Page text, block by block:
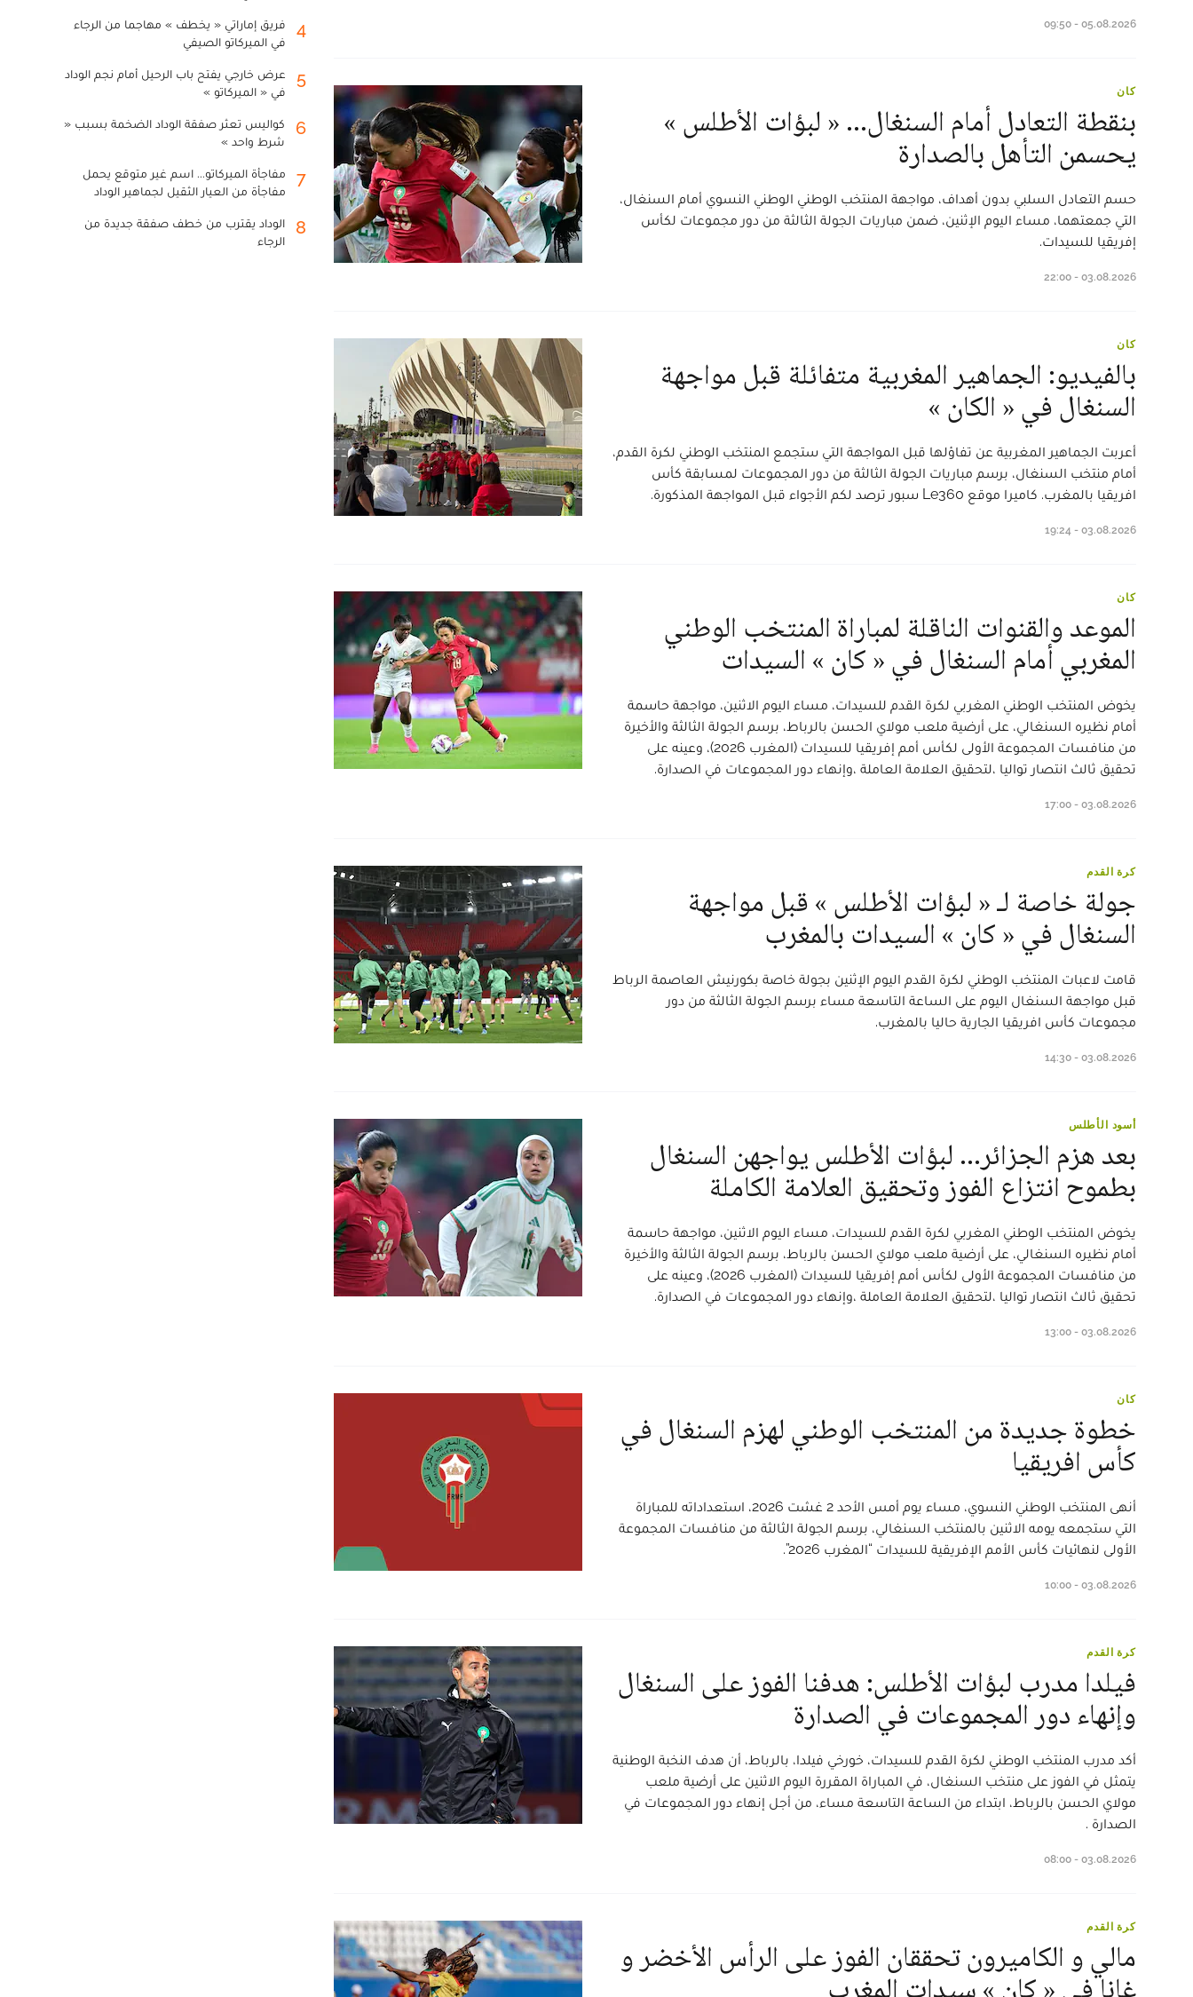
05.08.2026 - 09:50
كان
بنقطة التعادل أمام السنغال... « لبؤات الأطلس »
يحسمن التأهل بالصدارة
حسم التعادل السلبي بدون أهداف، مواجهة المنتخب الوطني الوطني النسوي أمام السنغال،
التي جمعتهما، مساء اليوم الإثنين، ضمن مباريات الجولة الثالثة من دور مجموعات لكأس
إفريقيا للسيدات.
03.08.2026 - 22:00
كان
بالفيديو: الجماهير المغربية متفائلة قبل مواجهة
السنغال في « الكان »
أعربت الجماهير المغربية عن تفاؤلها قبل المواجهة التي ستجمع المنتخب الوطني لكرة القدم،
أمام منتخب السنغال، برسم مباريات الجولة الثالثة من دور المجموعات لمسابقة كأس
افريقيا بالمغرب. كاميرا موقع Le360 سبور ترصد لكم الأجواء قبل المواجهة المذكورة.
03.08.2026 - 19:24
كان
الموعد والقنوات الناقلة لمباراة المنتخب الوطني
المغربي أمام السنغال في « كان » السيدات
يخوض المنتخب الوطني المغربي لكرة القدم للسيدات، مساء اليوم الاثنين، مواجهة حاسمة
أمام نظيره السنغالي، على أرضية ملعب مولاي الحسن بالرباط، برسم الجولة الثالثة والأخيرة
من منافسات المجموعة الأولى لكأس أمم إفريقيا للسيدات (المغرب 2026)، وعينه على
تحقيق ثالث انتصار تواليا ،لتحقيق العلامة العاملة ،وإنهاء دور المجموعات في الصدارة.
03.08.2026 - 17:00
كرة القدم
جولة خاصة لـ « لبؤات الأطلس » قبل مواجهة
السنغال في « كان » السيدات بالمغرب
قامت لاعبات المنتخب الوطني لكرة القدم اليوم الإثنين بجولة خاصة بكورنيش العاصمة الرباط
قبل مواجهة السنغال اليوم على الساعة التاسعة مساء برسم الجولة الثالثة من دور
مجموعات كأس افريقيا الجارية حاليا بالمغرب.
03.08.2026 - 14:30
أسود الأطلس
بعد هزم الجزائر... لبؤات الأطلس يواجهن السنغال
بطموح انتزاع الفوز وتحقيق العلامة الكاملة
يخوض المنتخب الوطني المغربي لكرة القدم للسيدات، مساء اليوم الاثنين، مواجهة حاسمة
أمام نظيره السنغالي، على أرضية ملعب مولاي الحسن بالرباط، برسم الجولة الثالثة والأخيرة
من منافسات المجموعة الأولى لكأس أمم إفريقيا للسيدات (المغرب 2026)، وعينه على
تحقيق ثالث انتصار تواليا ،لتحقيق العلامة العاملة ،وإنهاء دور المجموعات في الصدارة.
03.08.2026 - 13:00
كان
خطوة جديدة من المنتخب الوطني لهزم السنغال في
كأس افريقيا
أنهى المنتخب الوطني النسوي، مساء يوم أمس الأحد 2 غشت 2026، استعداداته للمباراة
التي ستجمعه يومه الاثنين بالمنتخب السنغالي، برسم الجولة الثالثة من منافسات المجموعة
الأولى لنهائيات كأس الأمم الإفريقية للسيدات “المغرب 2026”.
03.08.2026 - 10:00
كرة القدم
فيلدا مدرب لبؤات الأطلس: هدفنا الفوز على السنغال
وإنهاء دور المجموعات في الصدارة
أكد مدرب المنتخب الوطني لكرة القدم للسيدات، خورخي فيلدا، بالرباط، أن هدف النخبة الوطنية
يتمثل في الفوز على منتخب السنغال، في المباراة المقررة اليوم الاثنين على أرضية ملعب
مولاي الحسن بالرباط، ابتداء من الساعة التاسعة مساء، من أجل إنهاء دور المجموعات في
الصدارة .
03.08.2026 - 08:00
كرة القدم
مالي و الكاميرون تحققان الفوز على الرأس الأخضر و
غانا في « كان » سيدات المغرب
4
فريق إماراتي « يخطف » مهاجما من الرجاء
في الميركاتو الصيفي
5
عرض خارجي يفتح باب الرحيل أمام نجم الوداد
في « الميركاتو »
6
كواليس تعثر صفقة الوداد الضخمة بسبب «
شرط واحد »
7
مفاجأة الميركاتو... اسم غير متوقع يحمل
مفاجأة من العيار الثقيل لجماهير الوداد
8
الوداد يقترب من خطف صفقة جديدة من
الرجاء